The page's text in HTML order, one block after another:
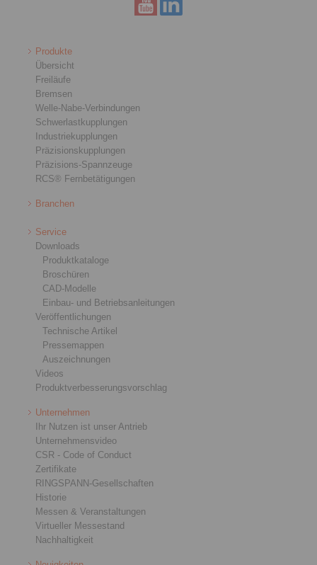
Produkte
Übersicht
Freiläufe
Bremsen
Welle-Nabe-Verbindungen
Schwerlastkupplungen
Industriekupplungen
Präzisionskupplungen
Präzisions-Spannzeuge
RCS® Fernbetätigungen
Branchen
Service
Downloads
Produktkataloge
Broschüren
CAD-Modelle
Einbau- und Betriebsanleitungen
Veröffentlichungen
Technische Artikel
Pressemappen
Auszeichnungen
Videos
Produktverbesserungsvorschlag
Unternehmen
Ihr Nutzen ist unser Antrieb
Unternehmensvideo
CSR - Code of Conduct
Zertifikate
RINGSPANN-Gesellschaften
Historie
Messen & Veranstaltungen
Virtueller Messestand
Nachhaltigkeit